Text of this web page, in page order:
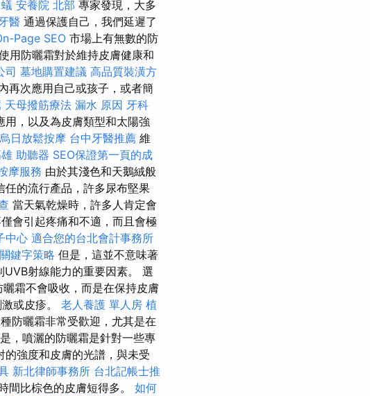
安養院 北部 專家發現，大多
牙醫 通過保護自己，我們延遲了
Page SEO 市場上有無數的防
用防曬霜對於維持皮膚健康和
司 墓地購置建議 高品質裝潢方
再次應用自己或孩子，或者簡
天母撥筋療法 漏水 原因 牙科
，以及為皮膚類型和太陽強
烏日放鬆按摩 台中牙醫推薦 維
助聽器 SEO保證第一頁的成
摩服務 由於其淺色和天鵝絨般
的流行產品，許多尿布堅果
當天氣乾燥時，許多人肯定會
會引起疼痛和不適，而且會極
中心 適合您的台北會計事務所
鍵字策略 但是，這並不意味著
射線能力的重要因素。 選
曬霜不會吸收，而是在保持皮膚
或皮疹。 老人養護 單人房 植
防曬霜非常受歡迎，尤其是在
，噴灑的防曬霜是針對一些專
強度和皮膚的光譜，與未受
新北律師事務所 台北記帳士推
間比棕色的皮膚短得多。 如何